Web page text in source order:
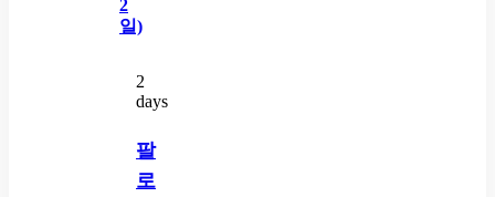
2
days
팔
로